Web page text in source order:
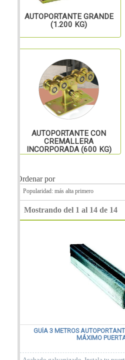
AUTOPORTANTE GRANDE
(1.200 KG)
AUTOPORTANTE CON
CREMALLERA
INCORPORADA (600 KG)
Ordenar por
Popularidad: más alta primero
Mostrando del 1 al 14 de 14
GUÍA 3 METROS
MÁXIMO